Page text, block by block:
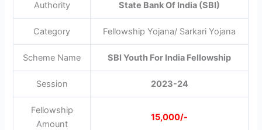
Authority State Bank Of India (SBI)
Category Fellowship Yojana/ Sarkari Yojana
Scheme Name SBI Youth For India Fellowship
Session 2023-24
Fellowship
Amount
15,000/-